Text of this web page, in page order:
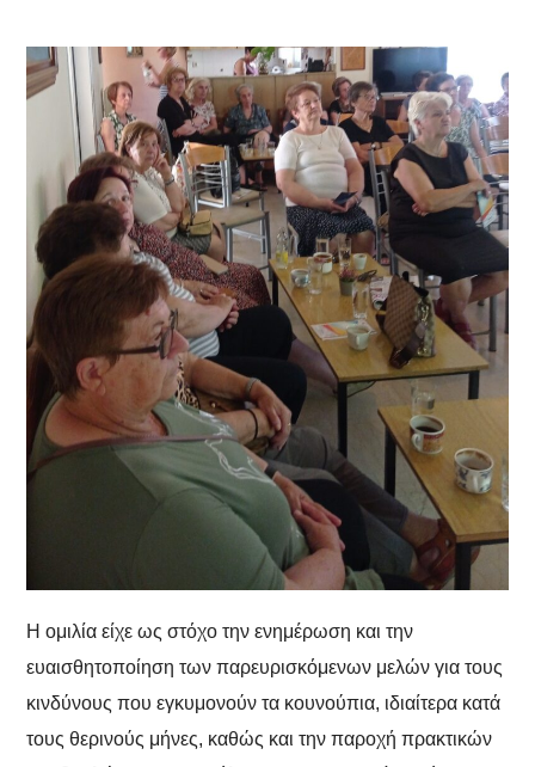
Η ομιλία είχε ως στόχο την ενημέρωση και την
ευαισθητοποίηση των παρευρισκόμενων μελών για τους
κινδύνους που εγκυμονούν τα κουνούπια, ιδιαίτερα κατά
τους θερινούς μήνες, καθώς και την παροχή πρακτικών